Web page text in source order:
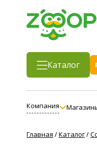
Каталог
Компания
Главная /Каталог/